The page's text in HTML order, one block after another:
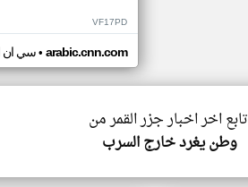
VF17PD
سي ان• arabic.cnn.com
تابع اخر اخبار جزر القمر من
وطن يغرد خارج السرب